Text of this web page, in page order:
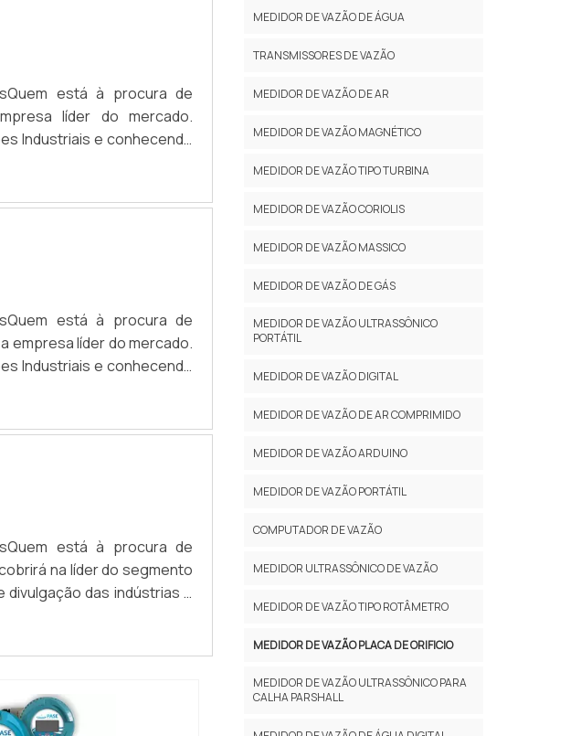
está à procura de
líder do mercado.
Industriais e conhecendo
o tema é conector
receberá precisão com
IP66 PREÇOHá
está à procura de
empresa líder do mercado.
Industriais e conhecendo
DETALHES SOBRE
por sistema de hot melt
os serviços, encontra na
está à procura de
na líder do segmento
divulgação das indústrias e
mercado. Quando a busca
assertividade com
DETALHES
MEDIDOR DE VAZÃO DE ÁGUA
TRANSMISSORES DE VAZÃO
MEDIDOR DE VAZÃO DE AR
MEDIDOR DE VAZÃO MAGNÉTICO
MEDIDOR DE VAZÃO TIPO TURBINA
MEDIDOR DE VAZÃO CORIOLIS
MEDIDOR DE VAZÃO MASSICO
MEDIDOR DE VAZÃO DE GÁS
MEDIDOR DE VAZÃO ULTRASSÔNICO
PORTÁTIL
MEDIDOR DE VAZÃO DIGITAL
MEDIDOR DE VAZÃO DE AR COMPRIMIDO
MEDIDOR DE VAZÃO ARDUINO
MEDIDOR DE VAZÃO PORTÁTIL
COMPUTADOR DE VAZÃO
MEDIDOR ULTRASSÔNICO DE VAZÃO
MEDIDOR DE VAZÃO TIPO ROTÂMETRO
MEDIDOR DE VAZÃO PLACA DE ORIFICIO
MEDIDOR DE VAZÃO ULTRASSÔNICO PARA
CALHA PARSHALL